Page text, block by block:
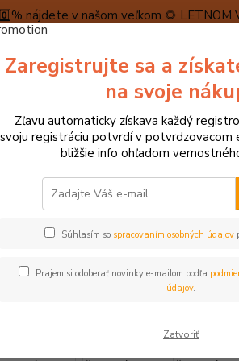
nájdete v našom veľkom 🌻
máme teraz pripravené špeciálne
A PLATBA RECENZIE
Hľadať
Domčeky, kočíky pre bábiky, kuchynky, farmy
Drevený štít
Zaregistrujte sa a
na svoje
Zľavu automaticky získava každý
svoju registráciu potvrdí v potvrdzovacom
bližšie info ohľadom
Súhlasím so spracovaním osobných údajov
Prajem si odoberať novinky e-mailom podľa
údajov.
Zatvoriť